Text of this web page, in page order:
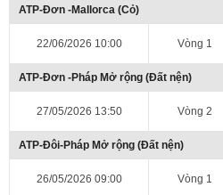
ATP-Đơn -Mallorca (Cỏ)
22/06/2026 10:00 Vòng 1
ATP-Đơn -Pháp Mở rộng (Đất nện)
27/05/2026 13:50 Vòng 2
ATP-Đôi-Pháp Mở rộng (Đất nện)
26/05/2026 09:00 Vòng 1